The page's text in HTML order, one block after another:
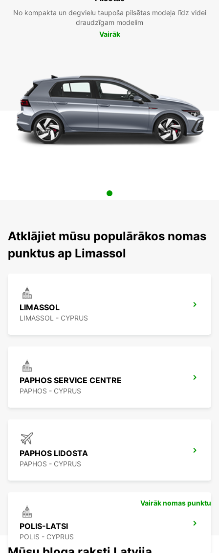
No kompakta un degvielu taupoša pilsētas modeļa līdz videi
draudzīgam modelim
Vairāk
Atklājiet mūsu populārākos nomas
punktus ap Limassol
LIMASSOL
LIMASSOL - CYPRUS
PAPHOS SERVICE CENTRE
PAPHOS - CYPRUS
PAPHOS LIDOSTA
PAPHOS - CYPRUS
POLIS-LATSI
POLIS - CYPRUS
Vairāk nomas punktu